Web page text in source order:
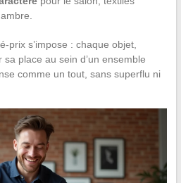
prix s’impose : chaque objet,
place au sein d’un ensemble
comme un tout, sans superflu ni